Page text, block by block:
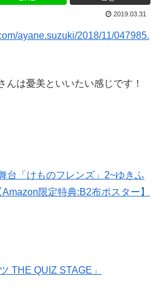
2019.03.31
ayane.suzuki/2018/11/047985.
んは憂美といいたい感じです！
台「けものフレンズ」2~ゆきふ
限定特典:B2布ポスター】
THE QUIZ STAGE」